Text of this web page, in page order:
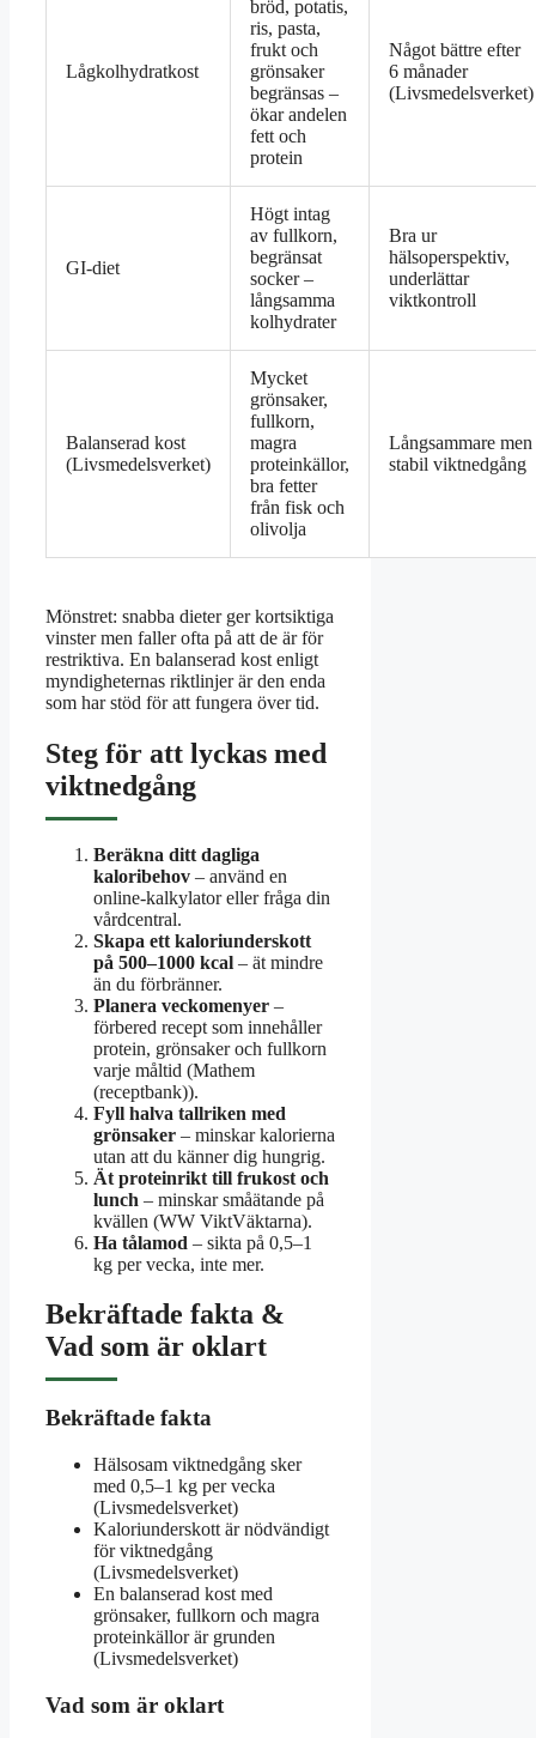
Lågkolhydratkost
bröd, potatis,
ris, pasta,
frukt och
grönsaker
begränsas –
ökar andelen
fett och
protein
Något bättre efter
6 månader
(Livsmedelsverket)
GI-diet
Högt intag
av fullkorn,
begränsat
socker –
långsamma
kolhydrater
Bra ur
hälsoperspektiv,
underlättar
viktkontroll
Balanserad kost
(Livsmedelsverket)
Mycket
grönsaker,
fullkorn,
magra
proteinkällor,
bra fetter
från fisk och
olivolja
Långsammare men
stabil viktnedgång
Mönstret: snabba dieter ger kortsiktiga
vinster men faller ofta på att de är för
restriktiva. En balanserad kost enligt
myndigheternas riktlinjer är den enda
som har stöd för att fungera över tid.
Steg för att lyckas med
viktnedgång
Beräkna ditt dagliga
kaloribehov – använd en
online-kalkylator eller fråga din
vårdcentral.
Skapa ett kaloriunderskott
på 500–1000 kcal – ät mindre
än du förbränner.
Planera veckomenyer –
förbered recept som innehåller
protein, grönsaker och fullkorn
varje måltid (Mathem
(receptbank)).
Fyll halva tallriken med
grönsaker – minskar kalorierna
utan att du känner dig hungrig.
Ät proteinrikt till frukost och
lunch – minskar småätande på
kvällen (WW ViktVäktarna).
Ha tålamod – sikta på 0,5–1
kg per vecka, inte mer.
Bekräftade fakta &
Vad som är oklart
Bekräftade fakta
Hälsosam viktnedgång sker
med 0,5–1 kg per vecka
(Livsmedelsverket)
Kaloriunderskott är nödvändigt
för viktnedgång
(Livsmedelsverket)
En balanserad kost med
grönsaker, fullkorn och magra
proteinkällor är grunden
(Livsmedelsverket)
Vad som är oklart